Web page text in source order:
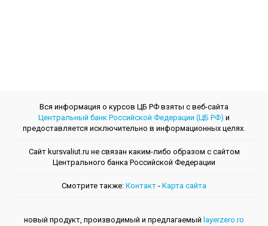
Вся информация о курсов ЦБ РФ взяты с веб-сайта
Центральный банк Российской Федерации (ЦБ РФ) и
предоставляется исключительно в информационных целях.
Сайт kursvaliut.ru не связан каким-либо образом с сайтом
Центрального банкa Российской Федерации
Смотрите также: Контакт - Kарта сайта
новый продукт, производимый и предлагаемый layerzero.ro